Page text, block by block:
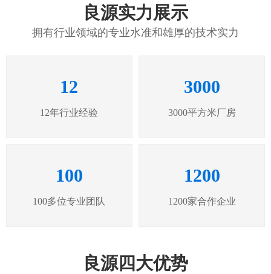
良源实力展示
拥有行业领域的专业水准和雄厚的技术实力
12
12年行业经验
3000
3000平方米厂房
100
100多位专业团队
1200
1200家合作企业
良源四大优势